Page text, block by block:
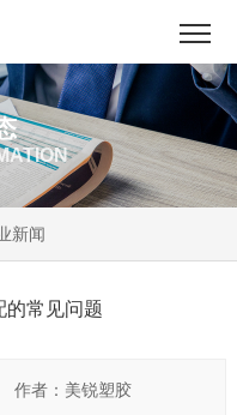
新闻
的常见问题
作者：美锐塑胶